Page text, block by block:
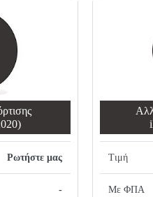
Ρωτήστε μας
-
Τιμή
Με ΦΠΑ